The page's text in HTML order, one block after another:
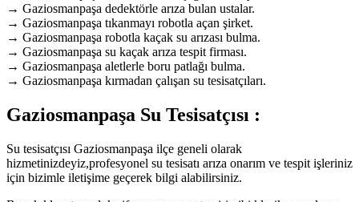
→ Gaziosmanpaşa dedektörle arıza bulan ustalar.
→ Gaziosmanpaşa tıkanmayı robotla açan şirket.
→ Gaziosmanpaşa robotla kaçak su arızası bulma.
→ Gaziosmanpaşa su kaçak arıza tespit firması.
→ Gaziosmanpaşa aletlerle boru patlağı bulma.
→ Gaziosmanpaşa kırmadan çalışan su tesisatçıları.
Gaziosmanpaşa Su Tesisatçısı :
Su tesisatçısı Gaziosmanpaşa ilçe geneli olarak
hizmetinizdeyiz,profesyonel su tesisatı arıza onarım ve tespit işleriniz
için bizimle iletişime geçerek bilgi alabilirsiniz.